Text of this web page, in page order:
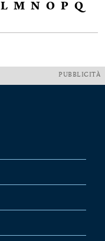
L M N O P Q
PUBBLICITÀ